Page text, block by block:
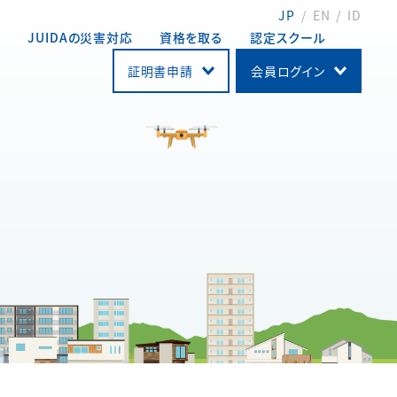
JP EN
ID
JUIDAの災害対応 資格を取る
認定スクール
証明書申請
会員ログイン